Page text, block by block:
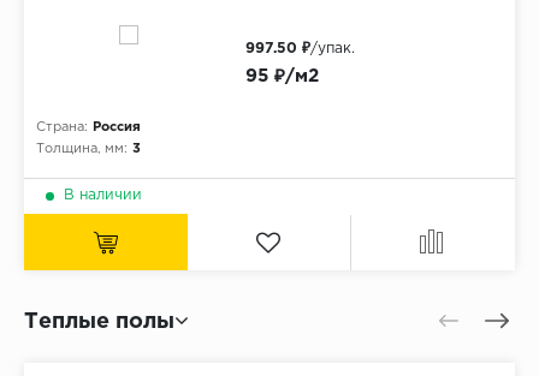
Страна:
Россия
Толщина, мм: 3
95 ₽/м2
997.50 ₽/упак.
В наличии
Теплые полы